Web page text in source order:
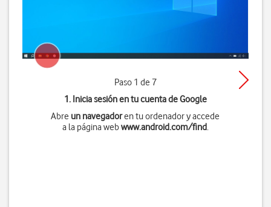
Paso 1 de 7
1. Inicia sesión en tu cuenta de Google
Abre un navegadoren tu ordenador y accede
a la página webwww.android.com/find.